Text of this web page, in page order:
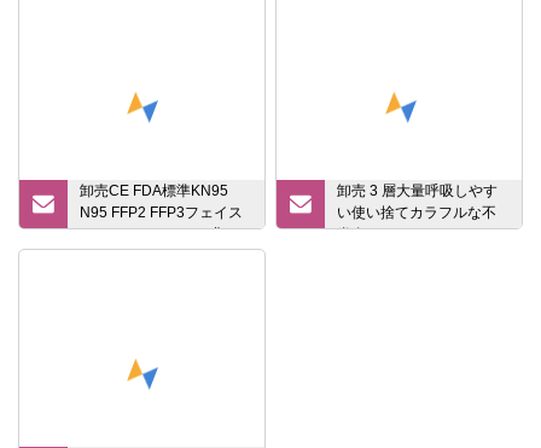
卸売CE FDA標準KN95
N95 FFP2 FFP3フェイス
マスクファッション非
卸売 3 層大量呼吸しやす
い使い捨てカラフルな不
織布フェイスマスクとイ